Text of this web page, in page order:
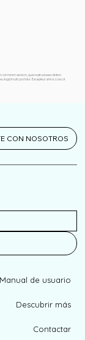
ad minim veniam, quis nostrud exercitation
fugiat nulla pariatur. Excepteur sint occaecat
CON NOSOTROS
Manual de usuario
Descubrir más
Contactar